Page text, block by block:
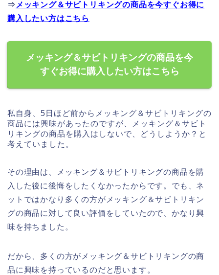
⇒ メッキング＆サビトリキングの商品を今すぐお得に
購入したい方はこちら
メッキング＆サビトリキングの商品を今
すぐお得に購入したい方はこちら
私自身、5日ほど前からメッキング＆サビトリキングの
商品には興味があったのですが、メッキング＆サビト
リキングの商品を購入はしないで、どうしようか？と
考えていました。
その理由は、メッキング＆サビトリキングの商品を購
入した後に後悔をしたくなかったからです。でも、ネ
ットではかなり多くの方がメッキング＆サビトリキン
グの商品に対して良い評価をしていたので、かなり興
味を持ちました。
だから、多くの方がメッキング＆サビトリキングの商
品に興味を持っているのだと思います。